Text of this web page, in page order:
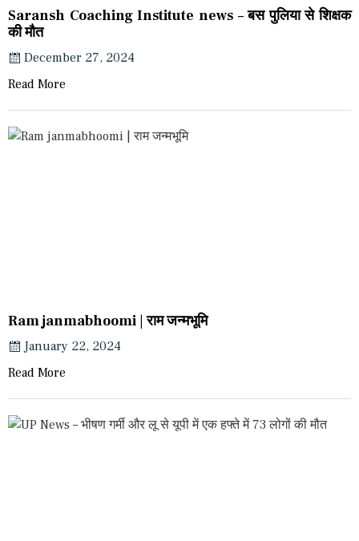
Saransh Coaching Institute news – बस पुलिया से शिक्षक
की मौत
December 27, 2024
Read More
Ram janmabhoomi | राम जन्मभूमि
January 22, 2024
Read More